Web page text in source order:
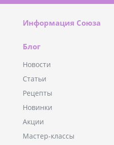
Информация Союза
Блог
Новости
Статьи
Рецепты
Новинки
Акции
Мастер-классы